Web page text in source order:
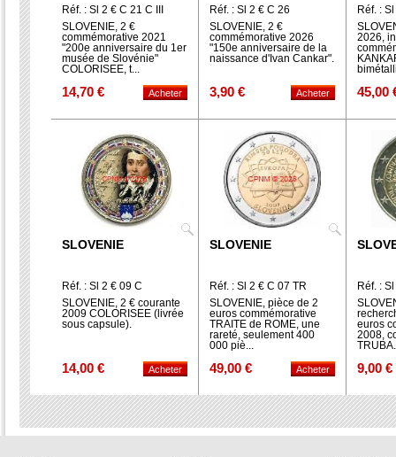
Réf. : Sl 2 € C 21 C III
SLOVENIE, 2 €
commémorative 2021
"200e anniversaire du 1er
musée de Slovénie"
COLORISEE, t...
14,70 €
Réf. : Sl 2 € C 26
SLOVENIE, 2 €
commémorative 2026
"150e anniversaire de la
naissance d'Ivan Cankar".
3,90 €
Réf. :
2026,
45,00
SLOVENIE
Réf. : Sl 2 € 09 C
SLOVENIE, 2 € courante
2009 COLORISEE (livrée
sous capsule).
14,00 €
SLOVENIE
Réf. : Sl 2 € C 07 TR
SLOVENIE, pièce de 2
euros commémorative
TRAITE de ROME, une
rareté, seulement 400
000 piè...
49,00 €
Réf. :
euros
2008,
9,00 €